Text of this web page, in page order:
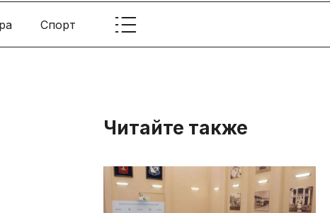
Спорт
Читайте также